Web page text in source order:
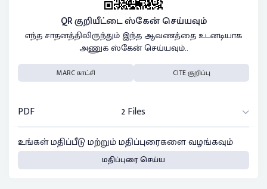
QR குறியீட்டை ஸ்கேன் செய்யவும்
எந்த சாதனத்திலிருந்தும் இந்த ஆவணத்தை உடனடியாக
அணுக ஸ்கேன் செய்யவும்..
MARC காட்சி CITE குறிப்பு
PDF
2 Files
உங்கள் மதிப்பீடு மற்றும் மதிப்புரைகளை வழங்கவும்
மதிப்புரை செய்ய